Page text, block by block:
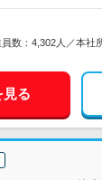
数：4,302人／本社
見る